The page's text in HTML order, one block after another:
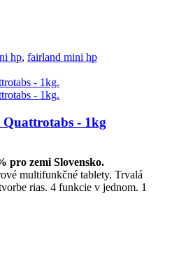
hp, fairland mini hp
Quattrotabs - 1kg
pro zemi Slovensko.
multifunkčné tablety. Trvalá
rias. 4 funkcie v jednom. 1